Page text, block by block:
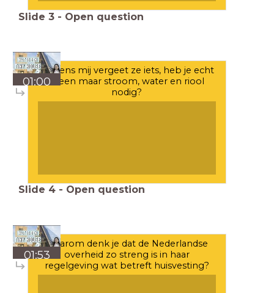
Slide 3 - Open question
01:00
Volgens mij vergeet ze iets, heb je echt
alleen maar stroom, water en riool
nodig?
Slide 4 - Open question
01:53
Waarom denk je dat de Nederlandse
overheid zo streng is in haar
regelgeving wat betreft huisvesting?